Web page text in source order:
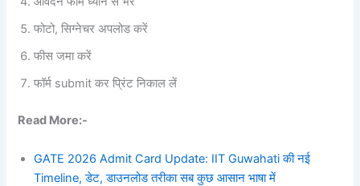
फोटो, सिग्नेचर अपलोड करें
फीस जमा करें
फॉर्म submit कर प्रिंट निकाल लें
Read More:-
GATE 2026 Admit Card Update: IIT Guwahati की नई
Timeline, डेट, डाउनलोड तरीका सब कुछ आसान भाषा में